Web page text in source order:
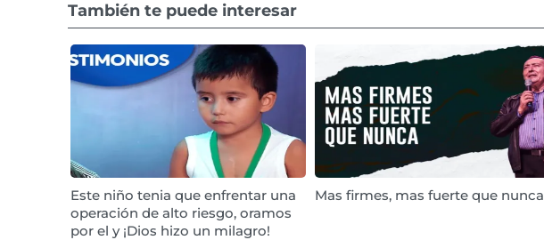
También te puede interesar
Este niño tenia que enfrentar una
operación de alto riesgo, oramos
por el y ¡Dios hizo un milagro!
Mas firmes, mas fuerte que nunca